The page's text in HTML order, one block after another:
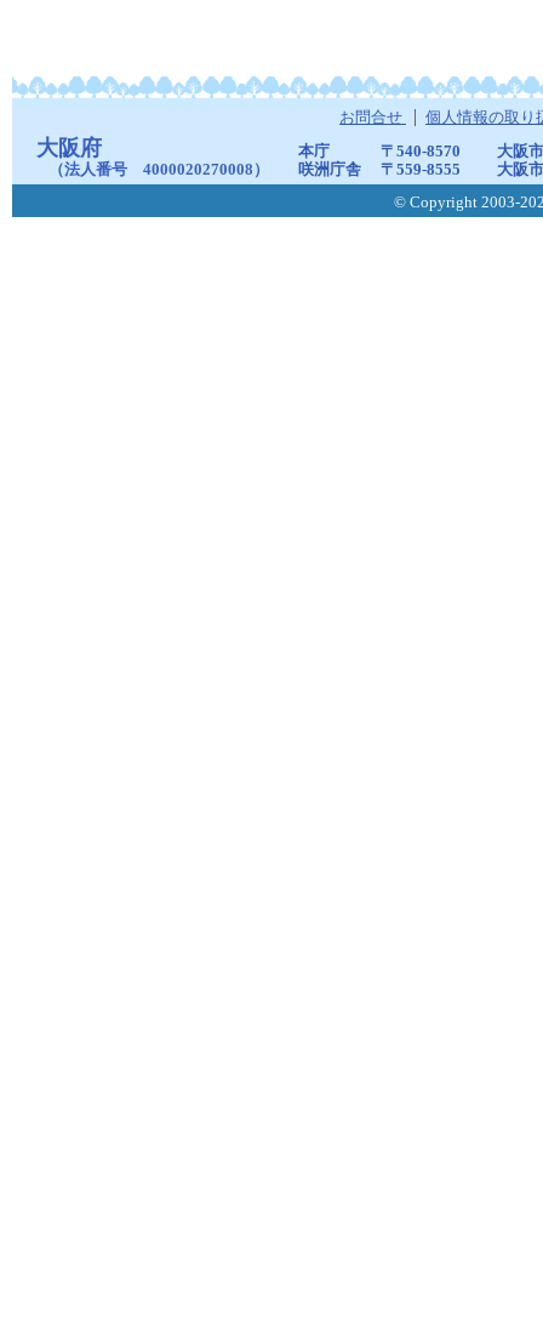
お問合せ 個人情報の取り
大阪府
（法人番号 4000020270008）
本庁 〒540-8570
大阪
咲洲庁舎
〒559-8555
大阪
© Copyright 2003-